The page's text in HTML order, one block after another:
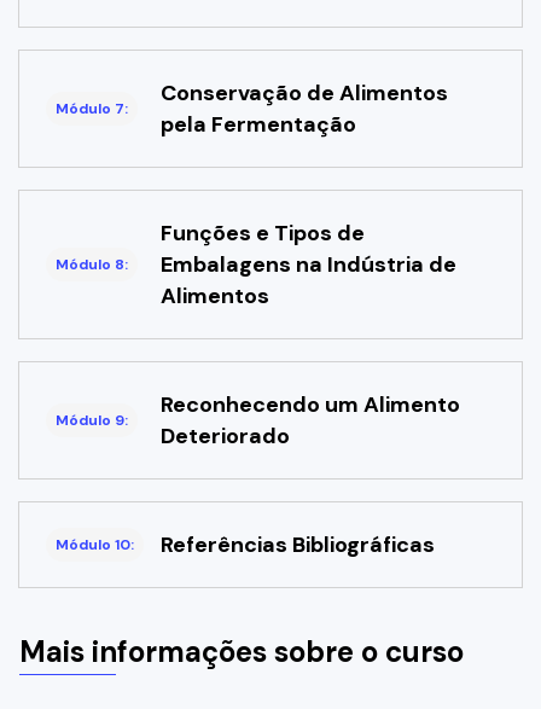
Módulo 7:
Conservação de Alimentos
pela Fermentação
Módulo 8:
Funções e Tipos de
Embalagens na Indústria de
Alimentos
Módulo 9:
Reconhecendo um Alimento
Deteriorado
Módulo 10: Referências Bibliográficas
Mais informações sobre o curso